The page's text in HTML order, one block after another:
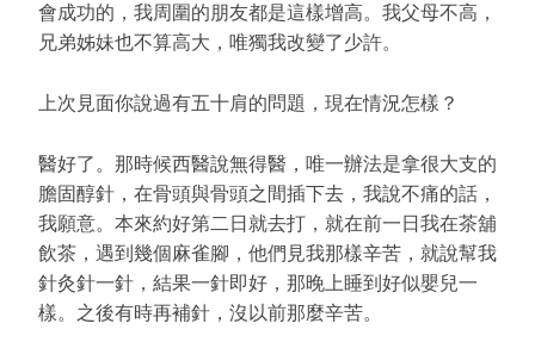
會成功的，我周圍的朋友都是這樣增高。我父母不高，
兄弟姊妹也不算高大，唯獨我改變了少許。
上次見面你說過有五十肩的問題，現在情況怎樣？
醫好了。那時候西醫說無得醫，唯一辦法是拿很大支的
膽固醇針，在骨頭與骨頭之間插下去，我說不痛的話，
我願意。本來約好第二日就去打，就在前一日我在茶舖
飲茶，遇到幾個麻雀腳，他們見我那樣辛苦，就說幫我
針灸針一針，結果一針即好，那晚上睡到好似嬰兒一
樣。之後有時再補針，沒以前那麼辛苦。